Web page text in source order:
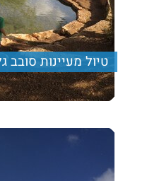
טיול מעיינות סובב
מטיול המשלב מסלול
גולף בעמק המעיינות,
Price per person